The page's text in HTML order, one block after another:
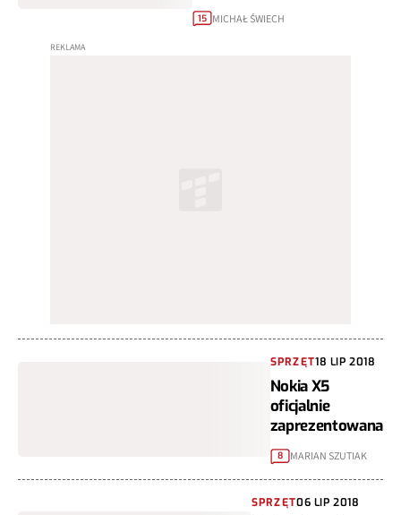
15 MICHAŁ ŚWIECH
SPRZĘT18 LIP 2018
Nokia X5
oficjalnie
zaprezentowana
8 MARIAN SZUTIAK
SPRZĘT06 LIP 2018